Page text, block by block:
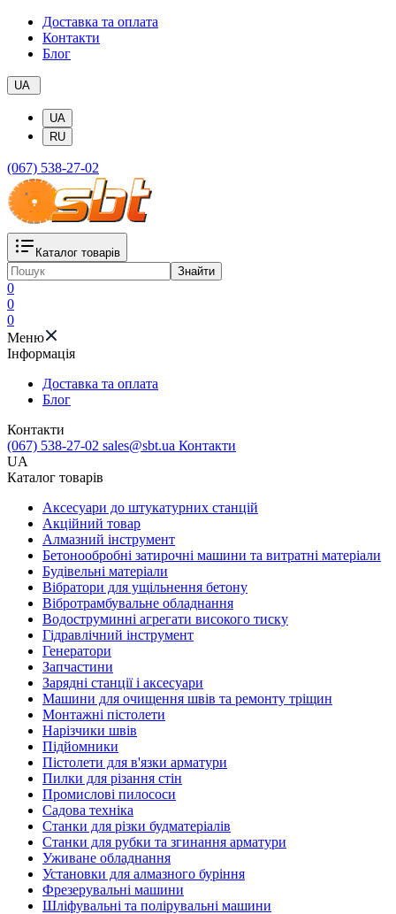
Доставка та оплата
Контакти
Блог
UA
UA
RU
(067) 538-27-02
Каталог товарів
Знайти
0
0
0
Меню
Iнформація
Доставка та оплата
Блог
Контакти
(067) 538-27-02 sales@sbt.ua Контакти
UA
Каталог товарів
Аксесуари до штукатурних станцій
Акційний товар
Алмазний інструмент
Бетонообробні затирочні машини та витратні матеріали
Будівельні матеріали
Вібратори для ущільнення бетону
Вібротрамбувальне обладнання
Водоструминні агрегати високого тиску
Гідравлічний інструмент
Генератори
Запчастини
Зарядні станції і аксесуари
Машини для очищення швів та ремонту тріщин
Монтажні пістолети
Нарізчики швів
Підйомники
Пістолети для в'язки арматури
Пилки для різання стін
Промислові пилососи
Садова техніка
Станки для різки будматеріалів
Станки для рубки та згинання арматури
Уживане обладнання
Установки для алмазного буріння
Фрезерувальні машини
Шліфувальні та полірувальні машини